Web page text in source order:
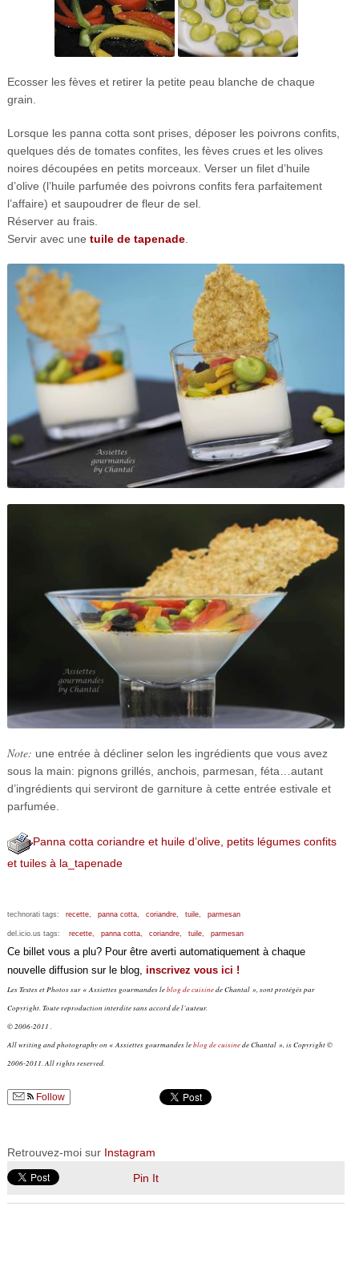
Ecosser les fèves et retirer la petite peau blanche de chaque
grain.
Lorsque les panna cotta sont prises, déposer les poivrons confits,
quelques dés de tomates confites, les fèves crues et les olives
noires découpées en petits morceaux. Verser un filet d’huile
d’olive (l’huile parfumée des poivrons confits fera parfaitement
l’affaire) et saupoudrer de fleur de sel.
Réserver au frais.
Servir avec une tuile de tapenade.
Note: une entrée à décliner selon les ingrédients que vous avez
sous la main: pignons grillés, anchois, parmesan, féta…autant
d’ingrédients qui serviront de garniture à cette entrée estivale et
parfumée.
Panna cotta coriandre et huile d’olive, petits légumes confits
et tuiles à la_tapenade
technorati tags: recette, panna cotta, coriandre, tuile, parmesan
del.icio.us tags: recette, panna cotta, coriandre, tuile, parmesan
Ce billet vous a plu? Pour être averti automatiquement à chaque
nouvelle diffusion sur le blog, inscrivez vous ici !
Les Textes et Photos sur « Assiettes gourmandes leblog de cuisinede Chantal », sont protégés par
Copyright. Toute reproduction interdite sans accord de l’auteur.
© 2006-2011 .
All writing and photography on « Assiettes gourmandes leblog de cuisinede Chantal », is Copyright ©
2006-2011. All rights reserved.
Follow
Retrouvez-moi sur Instagram
Pin It